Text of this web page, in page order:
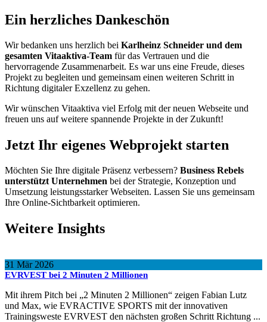
Ein herzliches Dankeschön
Wir bedanken uns herzlich bei Karlheinz Schneider und dem
gesamten Vitaaktiva-Team für das Vertrauen und die
hervorragende Zusammenarbeit. Es war uns eine Freude, dieses
Projekt zu begleiten und gemeinsam einen weiteren Schritt in
Richtung digitaler Exzellenz zu gehen.
Wir wünschen Vitaaktiva viel Erfolg mit der neuen Webseite und
freuen uns auf weitere spannende Projekte in der Zukunft!
Jetzt Ihr eigenes Webprojekt starten
Möchten Sie Ihre digitale Präsenz verbessern? Business Rebels
unterstützt Unternehmen bei der Strategie, Konzeption und
Umsetzung leistungsstarker Webseiten. Lassen Sie uns gemeinsam
Ihre Online-Sichtbarkeit optimieren.
Weitere Insights
31 Mär 2026
EVRVEST bei 2 Minuten 2 Millionen
Mit ihrem Pitch bei „2 Minuten 2 Millionen“ zeigen Fabian Lutz
und Max, wie EVRACTIVE SPORTS mit der innovativen
Trainingsweste EVRVEST den nächsten großen Schritt Richtung ...